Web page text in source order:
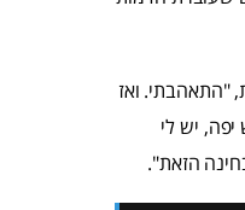
היא מספרת, "התאהבתי. ואז
יש לי
הזאת".